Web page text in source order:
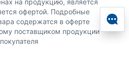
на продукцию, является
офертой. Подробные
содержатся в оферте
поставщиком продукции